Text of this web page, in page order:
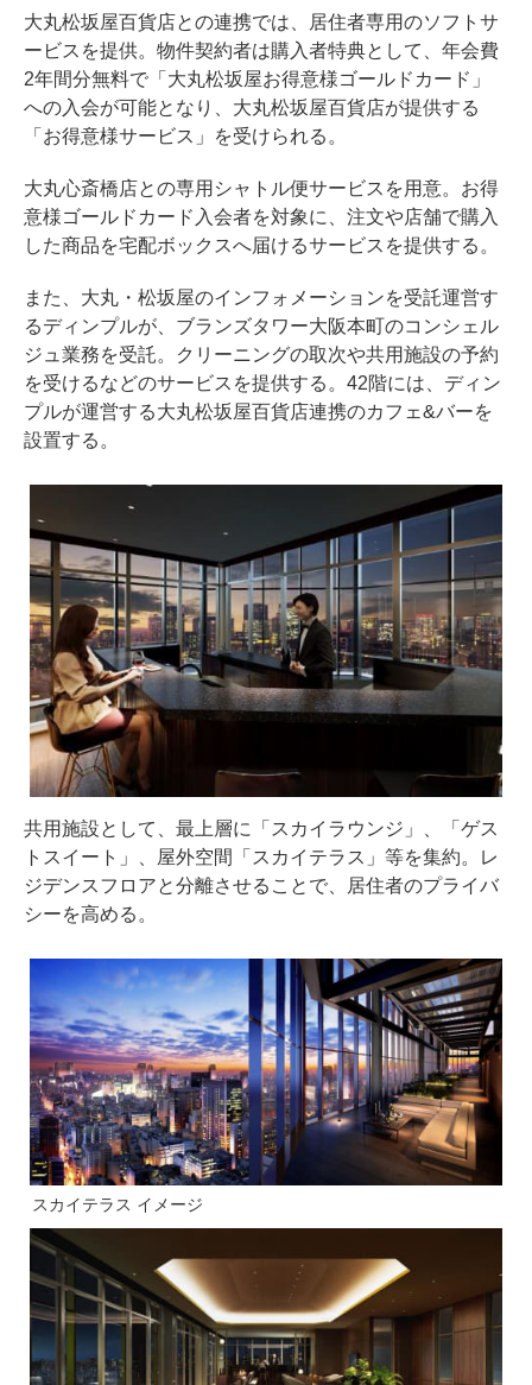
大丸松坂屋百貨店との連携では、居住者専用のソフトサ
ービスを提供。物件契約者は購入者特典として、年会費
2年間分無料で「大丸松坂屋お得意様ゴールドカード」
への入会が可能となり、大丸松坂屋百貨店が提供する
「お得意様サービス」を受けられる。
大丸心斎橋店との専用シャトル便サービスを用意。お得
意様ゴールドカード入会者を対象に、注文や店舗で購入
した商品を宅配ボックスへ届けるサービスを提供する。
また、大丸・松坂屋のインフォメーションを受託運営す
るディンプルが、ブランズタワー大阪本町のコンシェル
ジュ業務を受託。クリーニングの取次や共用施設の予約
を受けるなどのサービスを提供する。42階には、ディン
プルが運営する大丸松坂屋百貨店連携のカフェ&バーを
設置する。
共用施設として、最上層に「スカイラウンジ」、「ゲス
トスイート」、屋外空間「スカイテラス」等を集約。レ
ジデンスフロアと分離させることで、居住者のプライバ
シーを高める。
スカイテラス イメージ